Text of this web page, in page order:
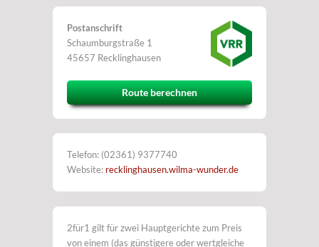
Postanschrift
Schaumburgstraße 1
45657 Recklinghausen
Route berechnen
Telefon: (02361) 9377740
Website: recklinghausen.wilma-wunder.de
2für1 gilt für zwei Hauptgerichte zum Preis
von einem (das günstigere oder wertgleiche